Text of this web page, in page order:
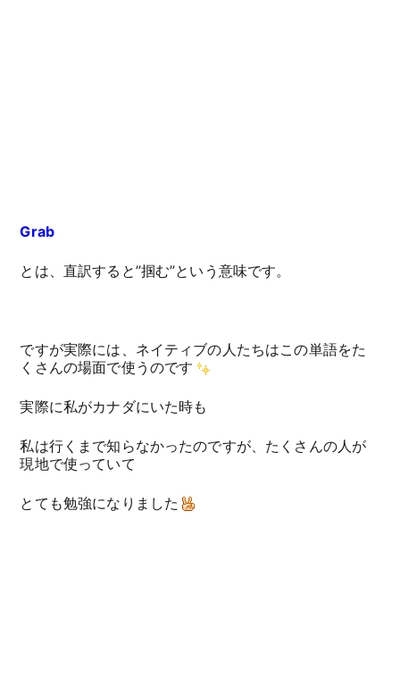
Grab
とは、直訳すると”掴む”という意味です。
ですが実際には、ネイティブの人たちはこの単語をた
くさんの場面で使うのです
実際に私がカナダにいた時も
私は行くまで知らなかったのですが、たくさんの人が
現地で使っていて
とても勉強になりました